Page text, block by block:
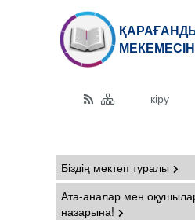
кіру
Біздің мектеп туралы
Ата-аналар мен
назарына!